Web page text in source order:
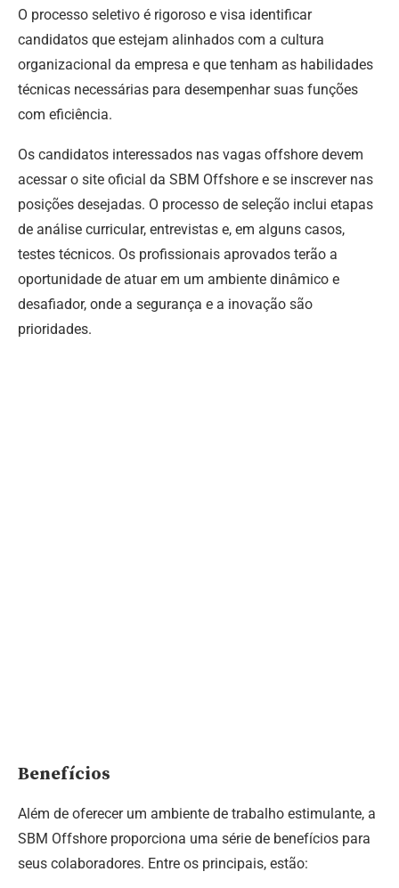
O processo seletivo é rigoroso e visa identificar
candidatos que estejam alinhados com a cultura
organizacional da empresa e que tenham as habilidades
técnicas necessárias para desempenhar suas funções
com eficiência.
Os candidatos interessados nas vagas offshore devem
acessar o site oficial da SBM Offshore e se inscrever nas
posições desejadas. O processo de seleção inclui etapas
de análise curricular, entrevistas e, em alguns casos,
testes técnicos. Os profissionais aprovados terão a
oportunidade de atuar em um ambiente dinâmico e
desafiador, onde a segurança e a inovação são
prioridades.
Benefícios
Além de oferecer um ambiente de trabalho estimulante, a
SBM Offshore proporciona uma série de benefícios para
seus colaboradores. Entre os principais, estão: